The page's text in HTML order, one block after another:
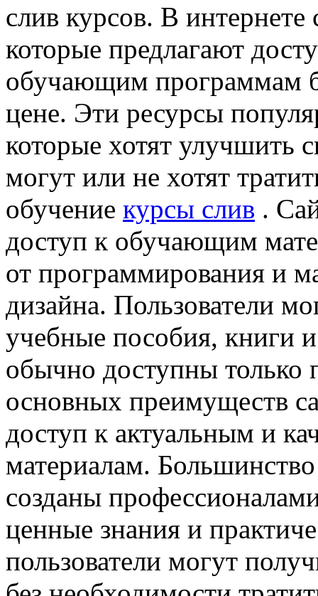
слив курсoв. В
которые предлагают
обучающим программам
цене. Эти ресурсы
которые хотят улучшить
могут или не хотят
обучение курсы слив .
доступ к обучающим
от программирования и
дизайна. Пользователи
учебные пособия, книги
обычно доступны только
основных преимуществ
доступ к актуальным и
материалам.
созданы
ценные знания и
пользователи могут